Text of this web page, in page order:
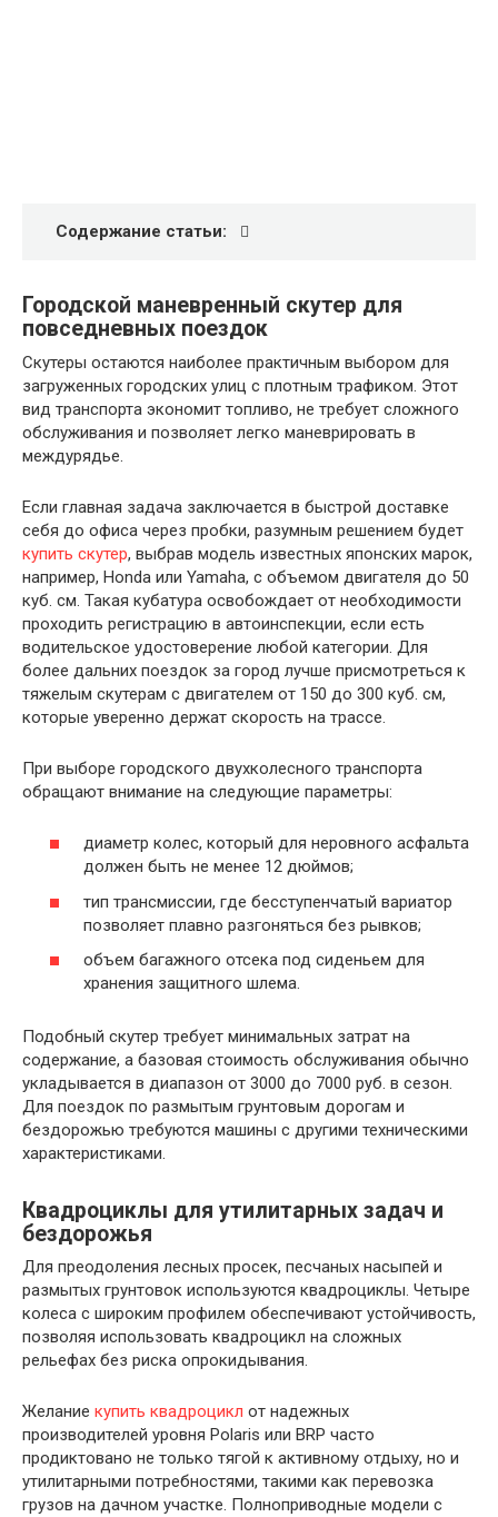
Содержание статьи:
Городской маневренный скутер для
повседневных поездок
Скутеры остаются наиболее практичным выбором для
загруженных городских улиц с плотным трафиком. Этот
вид транспорта экономит топливо, не требует сложного
обслуживания и позволяет легко маневрировать в
междурядье.
Если главная задача заключается в быстрой доставке
себя до офиса через пробки, разумным решением будет
купить скутер, выбрав модель известных японских марок,
например, Honda или Yamaha, с объемом двигателя до 50
куб. см. Такая кубатура освобождает от необходимости
проходить регистрацию в автоинспекции, если есть
водительское удостоверение любой категории. Для
более дальних поездок за город лучше присмотреться к
тяжелым скутерам с двигателем от 150 до 300 куб. см,
которые уверенно держат скорость на трассе.
При выборе городского двухколесного транспорта
обращают внимание на следующие параметры:
диаметр колес, который для неровного асфальта
должен быть не менее 12 дюймов;
тип трансмиссии, где бесступенчатый вариатор
позволяет плавно разгоняться без рывков;
объем багажного отсека под сиденьем для
хранения защитного шлема.
Подобный скутер требует минимальных затрат на
содержание, а базовая стоимость обслуживания обычно
укладывается в диапазон от 3000 до 7000 руб. в сезон.
Для поездок по размытым грунтовым дорогам и
бездорожью требуются машины с другими техническими
характеристиками.
Квадроциклы для утилитарных задач и
бездорожья
Для преодоления лесных просек, песчаных насыпей и
размытых грунтовок используются квадроциклы. Четыре
колеса с широким профилем обеспечивают устойчивость,
позволяя использовать квадроцикл на сложных
рельефах без риска опрокидывания.
Желание купить квадроцикл от надежных
производителей уровня Polaris или BRP часто
продиктовано не только тягой к активному отдыху, но и
утилитарными потребностями, такими как перевозка
грузов на дачном участке. Полноприводные модели с